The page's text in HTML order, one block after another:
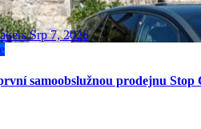
Srp 7, 2026
samoobslužnou prodejnu Stop